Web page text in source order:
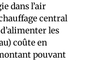
dans l’air
central
les
coûte en
pouvant